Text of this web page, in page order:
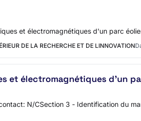
et électromagnétiques d'un parc
DE LA RECHERCHE ET DE LINNOVATION
et électromagnétiques d'un
N/CSection 3 - Identification du